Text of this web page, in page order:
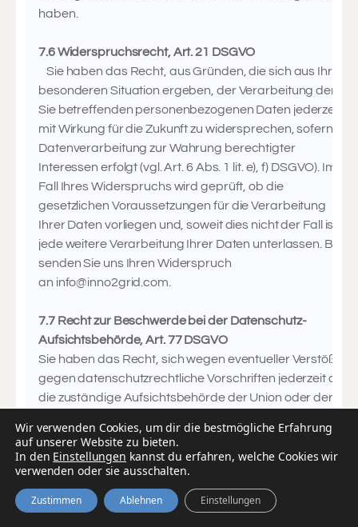
haben.
7.6 Widerspruchsrecht, Art. 21 DSGVO
Sie haben das Recht, aus Gründen, die sich aus Ihrer
besonderen Situation ergeben, der Verarbeitung der
Sie betreffenden personenbezogenen Daten jederzeit
mit Wirkung für die Zukunft zu widersprechen, sofern die
Datenverarbeitung zur Wahrung berechtigter
Interessen erfolgt (vgl. Art. 6 Abs. 1 lit. e), f) DSGVO). Im
Fall Ihres Widerspruchs wird geprüft, ob die
gesetzlichen Voraussetzungen für die Verarbeitung
Ihrer Daten vorliegen und, soweit dies nicht der Fall ist,
jede weitere Verarbeitung Ihrer Daten unterlassen. Bitte
senden Sie uns Ihren Widerspruch
an info@inno2grid.com
7.7 Recht zur Beschwerde bei der Datenschutz-
Aufsichtsbehörde, Art. 77 DSGVO
Sie haben das Recht, sich wegen eventueller Verstöße
gegen datenschutzrechtliche Vorschriften jederzeit an
die zuständige Aufsichtsbehörde der Union oder der
Kontaktdaten der zuständigen Aufsichtsbehörde:
Berliner Beauftragte für Datenschutz und
Informationsfreiheit, Friedrichstr. 219, 10969 Berlin
Kontakt zum Datenschutzbeauftragten Wenn Sie
Fragen hinsichtlich der Verarbeitung Ihrer persönlichen
Wir verwenden Cookies, um dir die bestmögliche Erfahrung
auf unserer Website zu bieten.
In den Einstellungen kannst du erfahren, welche Cookies wir
verwenden oder sie ausschalten.
Zustimmen Ablehnen Einstellungen